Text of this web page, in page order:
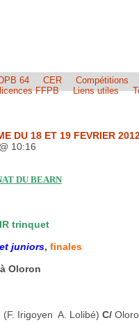
64 CER
Compétitions
FFPB
Liens utiles
DU 18 ET 19 FEVRIER
10:16
DU BEARN
trinquet
juniors,finales
Oloron
(F. Irigoyen  A. Lolibé)C/